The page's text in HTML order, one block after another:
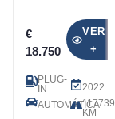
€
18.750
VER
+
PLUG-
IN
AUTOMÁTICA
2022
117739
KM